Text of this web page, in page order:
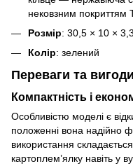
нековзним покриттям
Розмір: 30,5 × 10 ×
Колір: зелений
Переваги та вигоди
Компактність і
Особливістю моделі є
положенні вона надійно
використання
картоплем’ялку навіть у